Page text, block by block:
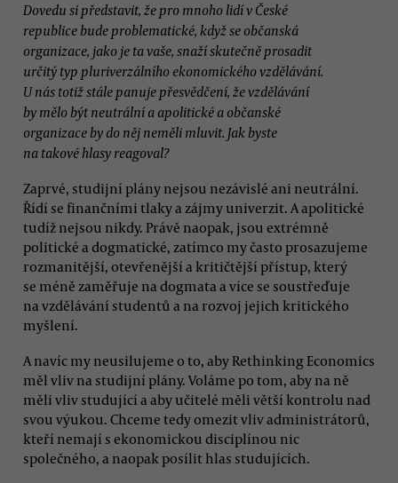
Dovedu si představit, že pro mnoho lidí v České
republice bude problematické, když se občanská
organizace, jako je ta vaše, snaží skutečně prosadit
určitý typ pluriverzálního ekonomického vzdělávání.
U nás totiž stále panuje přesvědčení, že vzdělávání
by mělo být neutrální a apolitické a občanské
organizace by do něj neměli mluvit. Jak byste
na takové hlasy reagoval?
Zaprvé, studijní plány nejsou nezávislé ani neutrální.
Řídí se finančními tlaky a zájmy univerzit. A apolitické
tudíž nejsou nikdy. Právě naopak, jsou extrémně
politické a dogmatické, zatímco my často prosazujeme
rozmanitější, otevřenější a kritičtější přístup, který
se méně zaměřuje na dogmata a více se soustřeďuje
na vzdělávání studentů a na rozvoj jejich kritického
myšlení.
A navíc my neusilujeme o to, aby Rethinking Economics
měl vliv na studijní plány. Voláme po tom, aby na ně
měli vliv studující a aby učitelé měli větší kontrolu nad
svou výukou. Chceme tedy omezit vliv administrátorů,
kteří nemají s ekonomickou disciplínou nic
společného, a naopak posílit hlas studujících.